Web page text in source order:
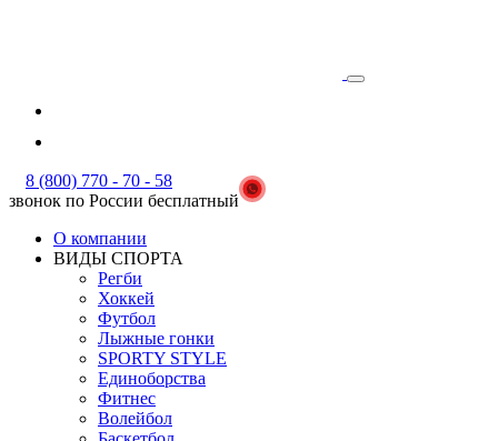
8 (800) 770 - 70 - 58
звонок по России бесплатный
О компании
ВИДЫ СПОРТА
Регби
Хоккей
Футбол
Лыжные гонки
SPORTY STYLE
Единоборства
Фитнес
Волейбол